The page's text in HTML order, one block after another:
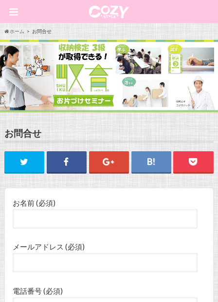
ホーム お問合せ
お問合せ
お名前 (必須)
メールアドレス (必須)
電話番号 (必須)